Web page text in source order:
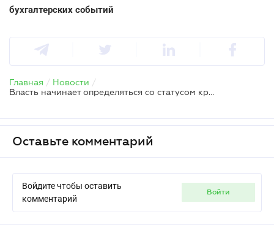
бухгалтерских событий
Главная / Новости /
Власть начинает определяться со статусом криптовалют
Оставьте комментарий
Войдите чтобы оставить
комментарий
войти